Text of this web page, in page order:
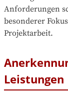
Anforderungen
besonderer
Projektarbeit.
Leistungen